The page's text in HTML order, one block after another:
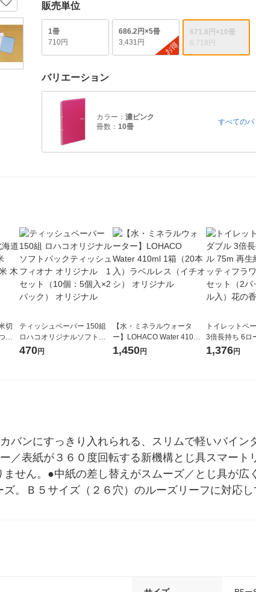
販売単位
1冊
710円
686.2円×5冊
3,431円
お得
671.8円×10冊
6,718円
バリエーション
カラー： 濃ピンク
冊数： 10冊
すべてのバ
切
ぼ
産
ティッシュペーパー 150組
ロハコオリジナルソフトパ
ックティッシュ フィオナ オ
470円
【水・ミネラルウォータ
ー】LOHACO Water 410ml
1箱（20本入）ラベルレス
1,450円
トイレットペ
3倍長持ち 6ロール
紙配合 スコッ
1,376円
バンにすっきり入れられる、スリムで軽いバイン
／表紙が３６０度回転する新機構とじ具スマート
せん。●中紙の差し替えがスムーズ／とじ具が広
。Ｂ５サイズ（２６穴）のルーズリーフに対応し